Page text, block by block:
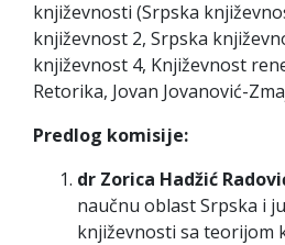
književnosti (Srpska
književnost 2, Srpska
književnost 4, Književnost
Retorika, Jovan Jovanović-
Predlog komisije:
dr Zorica Hadžić
naučnu oblast Srpska i
književnosti sa teorijom